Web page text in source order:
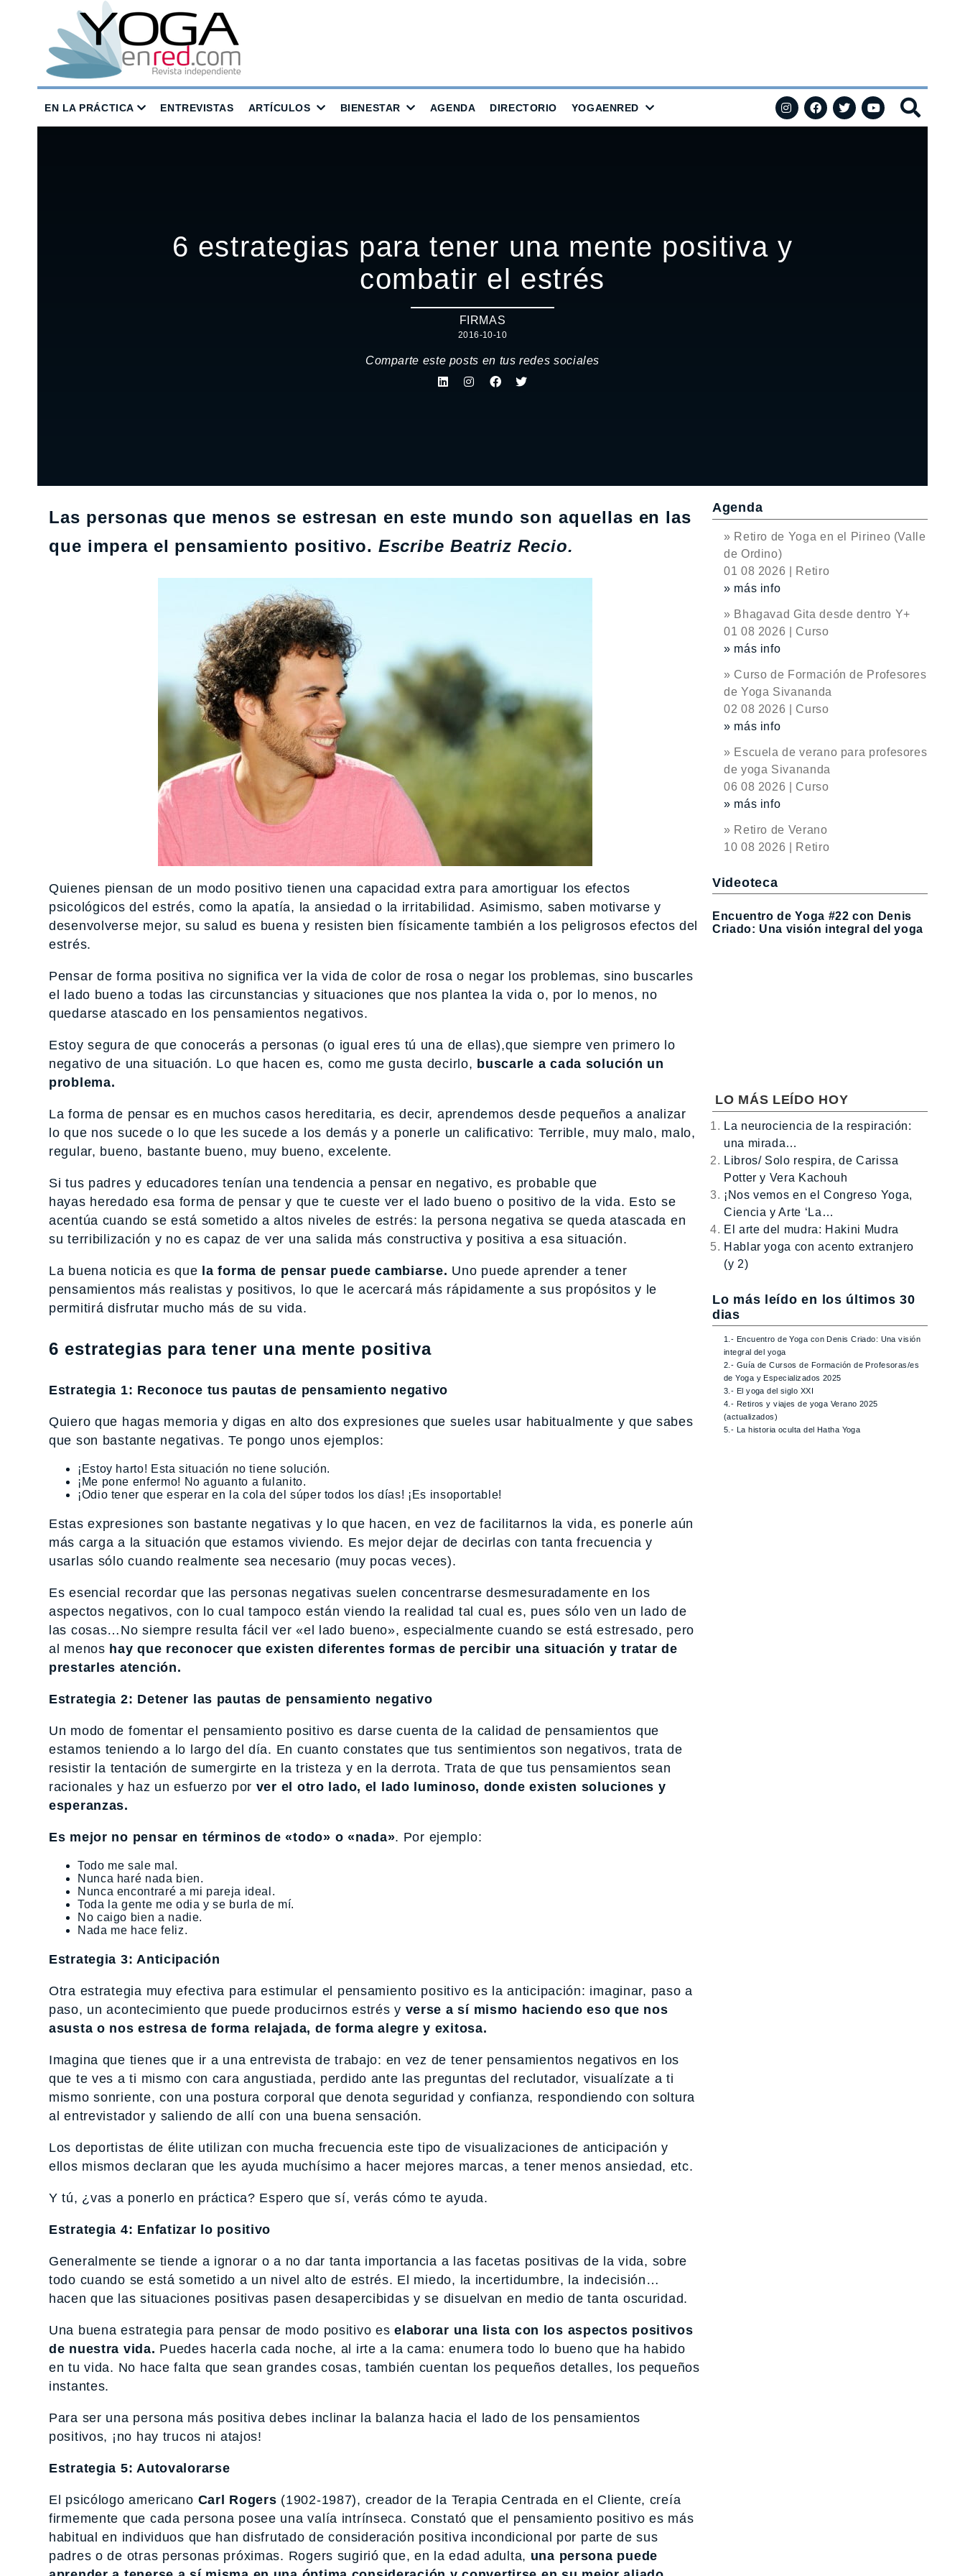
EN LA PRÁCTICA ENTREVISTAS ARTÍCULOS BIENESTAR AGENDA DIRECTORIO YOGAENRED
6 estrategias para tener una mente positiva y
combatir el estrés
FIRMAS
2016-10-10
Comparte este posts en tus redes sociales
Las personas que menos se estresan en este mundo son aquellas en las
que impera el pensamiento positivo. Escribe Beatriz Recio.
Quienes piensan de un modo positivo tienen una capacidad extra para amortiguar los efectos
psicológicos del estrés, como la apatía, la ansiedad o la irritabilidad. Asimismo, saben motivarse y
desenvolverse mejor, su salud es buena y resisten bien físicamente también a los peligrosos efectos del
estrés.
Pensar de forma positiva no significa ver la vida de color de rosa o negar los problemas, sino buscarles
el lado bueno a todas las circunstancias y situaciones que nos plantea la vida o, por lo menos, no
quedarse atascado en los pensamientos negativos.
Estoy segura de que conocerás a personas (o igual eres tú una de ellas),que siempre ven primero lo
negativo de una situación. Lo que hacen es, como me gusta decirlo, buscarle a cada solución un
problema.
La forma de pensar es en muchos casos hereditaria, es decir, aprendemos desde pequeños a analizar
lo que nos sucede o lo que les sucede a los demás y a ponerle un calificativo: Terrible, muy malo, malo,
regular, bueno, bastante bueno, muy bueno, excelente.
Si tus padres y educadores tenían una tendencia a pensar en negativo, es probable que
hayas heredado esa forma de pensar y que te cueste ver el lado bueno o positivo de la vida. Esto se
acentúa cuando se está sometido a altos niveles de estrés: la persona negativa se queda atascada en
su terribilización y no es capaz de ver una salida más constructiva y positiva a esa situación.
La buena noticia es que la forma de pensar puede cambiarse. Uno puede aprender a tener
pensamientos más realistas y positivos, lo que le acercará más rápidamente a sus propósitos y le
permitirá disfrutar mucho más de su vida.
6 estrategias para tener una mente positiva
Estrategia 1: Reconoce tus pautas de pensamiento negativo
Quiero que hagas memoria y digas en alto dos expresiones que sueles usar habitualmente y que sabes
que son bastante negativas. Te pongo unos ejemplos:
¡Estoy harto! Esta situación no tiene solución.
¡Me pone enfermo! No aguanto a fulanito.
¡Odio tener que esperar en la cola del súper todos los días! ¡Es insoportable!
Estas expresiones son bastante negativas y lo que hacen, en vez de facilitarnos la vida, es ponerle aún
más carga a la situación que estamos viviendo. Es mejor dejar de decirlas con tanta frecuencia y
usarlas sólo cuando realmente sea necesario (muy pocas veces).
Es esencial recordar que las personas negativas suelen concentrarse desmesuradamente en los
aspectos negativos, con lo cual tampoco están viendo la realidad tal cual es, pues sólo ven un lado de
las cosas…No siempre resulta fácil ver «el lado bueno», especialmente cuando se está estresado, pero
al menos hay que reconocer que existen diferentes formas de percibir una situación y tratar de
prestarles atención.
Estrategia 2: Detener las pautas de pensamiento negativo
Un modo de fomentar el pensamiento positivo es darse cuenta de la calidad de pensamientos que
estamos teniendo a lo largo del día. En cuanto constates que tus sentimientos son negativos, trata de
resistir la tentación de sumergirte en la tristeza y en la derrota. Trata de que tus pensamientos sean
racionales y haz un esfuerzo por ver el otro lado, el lado luminoso, donde existen soluciones y
esperanzas.
Es mejor no pensar en términos de «todo» o «nada». Por ejemplo:
Todo me sale mal.
Nunca haré nada bien.
Nunca encontraré a mi pareja ideal.
Toda la gente me odia y se burla de mí.
No caigo bien a nadie.
Nada me hace feliz.
Estrategia 3: Anticipación
Otra estrategia muy efectiva para estimular el pensamiento positivo es la anticipación: imaginar, paso a
paso, un acontecimiento que puede producirnos estrés y verse a sí mismo haciendo eso que nos
asusta o nos estresa de forma relajada, de forma alegre y exitosa.
Imagina que tienes que ir a una entrevista de trabajo: en vez de tener pensamientos negativos en los
que te ves a ti mismo con cara angustiada, perdido ante las preguntas del reclutador, visualízate a ti
mismo sonriente, con una postura corporal que denota seguridad y confianza, respondiendo con soltura
al entrevistador y saliendo de allí con una buena sensación.
Los deportistas de élite utilizan con mucha frecuencia este tipo de visualizaciones de anticipación y
ellos mismos declaran que les ayuda muchísimo a hacer mejores marcas, a tener menos ansiedad, etc.
Y tú, ¿vas a ponerlo en práctica? Espero que sí, verás cómo te ayuda.
Estrategia 4: Enfatizar lo positivo
Generalmente se tiende a ignorar o a no dar tanta importancia a las facetas positivas de la vida, sobre
todo cuando se está sometido a un nivel alto de estrés. El miedo, la incertidumbre, la indecisión…
hacen que las situaciones positivas pasen desapercibidas y se disuelvan en medio de tanta oscuridad.
Una buena estrategia para pensar de modo positivo eselaborar una lista con los aspectos positivos
de nuestra vida. Puedes hacerla cada noche, al irte a la cama: enumera todo lo bueno que ha habido
en tu vida. No hace falta que sean grandes cosas, también cuentan los pequeños detalles, los pequeños
instantes.
Para ser una persona más positiva debes inclinar la balanza hacia el lado de los pensamientos
positivos, ¡no hay trucos ni atajos!
Estrategia 5: Autovalorarse
El psicólogo americano Carl Rogers (1902-1987), creador de la Terapia Centrada en el Cliente, creía
firmemente que cada persona posee una valía intrínseca. Constató que el pensamiento positivo es más
habitual en individuos que han disfrutado de consideración positiva incondicional por parte de sus
padres o de otras personas próximas. Rogers sugirió que, en la edad adulta, una persona puede
Agenda
» Retiro de Yoga en el Pirineo (Valle
de Ordino)
01 08 2026 | Retiro
» más info
» Bhagavad Gita desde dentro Y+
01 08 2026 | Curso
» más info
» Curso de Formación de Profesores
de Yoga Sivananda
02 08 2026 | Curso
» más info
» Escuela de verano para profesores
de yoga Sivananda
06 08 2026 | Curso
» más info
» Retiro de Verano
10 08 2026 | Retiro
Videoteca
Encuentro de Yoga #22 con Denis
Criado: Una visión integral del yoga
LO MÁS LEÍDO HOY
La neurociencia de la respiración:
una mirada…
Libros/ Solo respira, de Carissa
Potter y Vera Kachouh
¡Nos vemos en el Congreso Yoga,
Ciencia y Arte ‘La…
El arte del mudra: Hakini Mudra
Hablar yoga con acento extranjero
(y 2)
Lo más leído en los últimos 30
dias
1.- Encuentro de Yoga con Denis Criado: Una visión
integral del yoga
2.- Guía de Cursos de Formación de Profesoras/es
de Yoga y Especializados 2025
3.- El yoga del siglo XXI
4.- Retiros y viajes de yoga Verano 2025
(actualizados)
5.- La historia oculta del Hatha Yoga